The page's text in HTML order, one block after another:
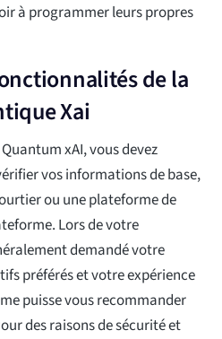
à programmer leurs propres
de la
Xai
xAI, vous devez
vos informations de base,
ou une plateforme de
Lors de votre
demandé votre
préférés et votre expérience
puisse vous recommander
des raisons de sécurité et